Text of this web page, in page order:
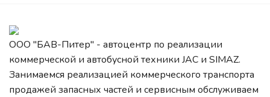
ООО "БАВ-Питер" - автоцентр по реализации
коммерческой и автобусной техники JAC и SIMAZ.
Занимаемся реализацией коммерческого транспорта
продажей запасных частей и сервисным обслуживаем